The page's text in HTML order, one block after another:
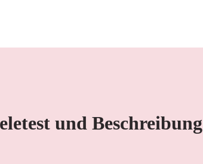
und Beschreibung